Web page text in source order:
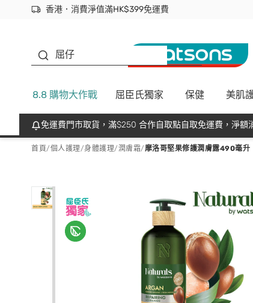
香港．消費淨值滿HK$399免運費
立即成為易賞錢會員盡享獨家優惠
首次APP下單買滿$450 輸入 NEWAPP 即減$50
屈仔
8.8 購物大作戰 屈臣氏獨家 保健 美肌
免運費門市取貨，滿$250 合作自取點自取免運費，淨額
首頁/個人護理/身體護理/潤膚霜/摩洛哥堅果修護潤膚露490毫升